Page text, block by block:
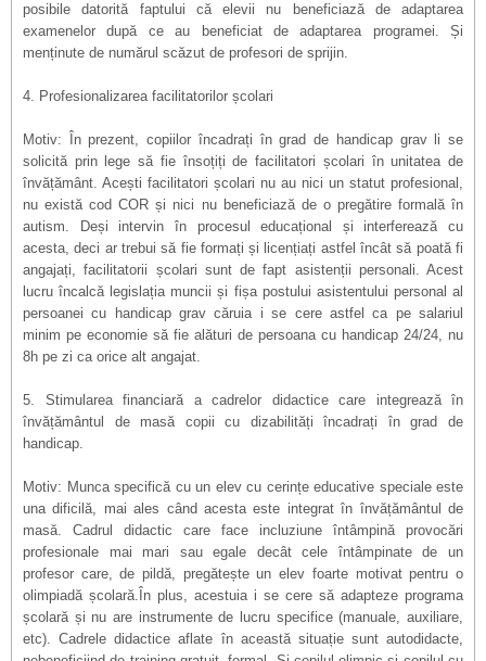
posibile datorită faptului că elevii nu beneficiază de adaptarea
examenelor după ce au beneficiat de adaptarea programei. Și
menținute de numărul scăzut de profesori de sprijin.
4. Profesionalizarea facilitatorilor școlari
Motiv: În prezent, copiilor încadrați în grad de handicap grav li se
solicită prin lege să fie însoțiți de facilitatori școlari în unitatea de
învățământ. Acești facilitatori școlari nu au nici un statut profesional,
nu există cod COR și nici nu beneficiază de o pregătire formală în
autism. Deși intervin în procesul educațional și interferează cu
acesta, deci ar trebui să fie formați și licențiați astfel încât să poată fi
angajați, facilitatorii școlari sunt de fapt asistenții personali. Acest
lucru încalcă legislația muncii și fișa postului asistentului personal al
persoanei cu handicap grav căruia i se cere astfel ca pe salariul
minim pe economie să fie alături de persoana cu handicap 24/24, nu
8h pe zi ca orice alt angajat.
5. Stimularea financiară a cadrelor didactice care integrează în
învățământul de masă copii cu dizabilități încadrați în grad de
handicap.
Motiv: Munca specifică cu un elev cu cerințe educative speciale este
una dificilă, mai ales când acesta este integrat în învățământul de
masă. Cadrul didactic care face incluziune întâmpină provocări
profesionale mai mari sau egale decât cele întâmpinate de un
profesor care, de pildă, pregătește un elev foarte motivat pentru o
olimpiadă școlară.În plus, acestuia i se cere să adapteze programa
școlară și nu are instrumente de lucru specifice (manuale, auxiliare,
etc). Cadrele didactice aflate în această situație sunt autodidacte,